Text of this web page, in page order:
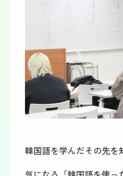
韓国語を学んだその先を